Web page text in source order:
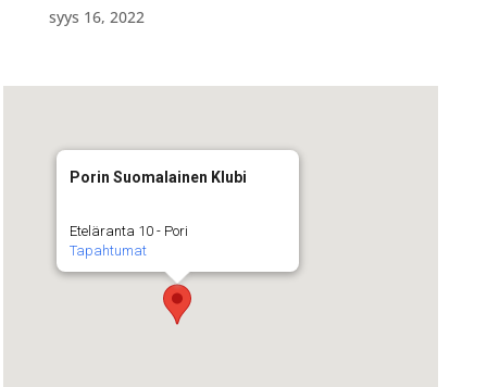
syys 16, 2022
Porin Suomalainen Klubi
Eteläranta 10 - Pori
Tapahtumat